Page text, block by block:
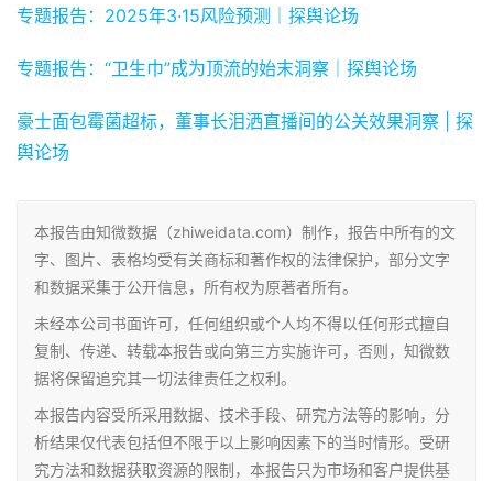
专题报告：2025年3·15风险预测｜探舆论场
专题报告：“卫生巾”成为顶流的始末洞察｜探舆论场
豪士面包霉菌超标，董事长泪洒直播间的公关效果洞察 | 探
舆论场
本报告由知微数据（zhiweidata.com）制作，报告中所有的文
字、图片、表格均受有关商标和著作权的法律保护，部分文字
和数据采集于公开信息，所有权为原著者所有。
未经本公司书面许可，任何组织或个人均不得以任何形式擅自
复制、传递、转载本报告或向第三方实施许可，否则，知微数
据将保留追究其一切法律责任之权利。
本报告内容受所采用数据、技术手段、研究方法等的影响，分
析结果仅代表包括但不限于以上影响因素下的当时情形。受研
究方法和数据获取资源的限制，本报告只为市场和客户提供基